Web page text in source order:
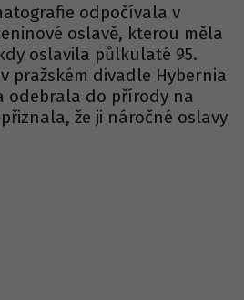
odpočívala v
oslavě, kterou měla
oslavila půlkulaté 95.
pražském divadle Hybernia
odebrala do přírody na
že ji náročné oslavy